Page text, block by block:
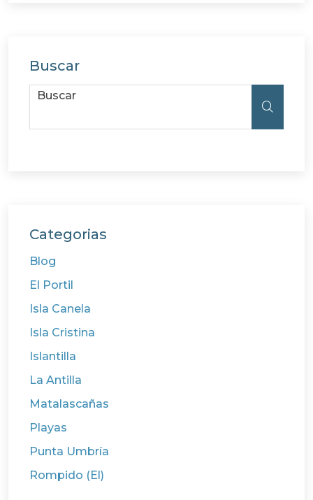
Buscar
Buscar
Categorias
Blog
El Portil
Isla Canela
Isla Cristina
Islantilla
La Antilla
Matalascañas
Playas
Punta Umbría
Rompido (El)